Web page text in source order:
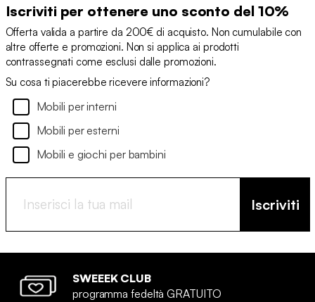
Iscriviti per ottenere uno sconto del 10%
Offerta valida a partire da 200€ di acquisto. Non cumulabile con
altre offerte e promozioni. Non si applica ai prodotti
contrassegnati come esclusi dalle promozioni.
Su cosa ti piacerebbe ricevere informazioni?
Mobili per interni
Mobili per esterni
Mobili e giochi per bambini
Iscriviti
SWEEEK CLUB
programma fedeltà GRATUITO